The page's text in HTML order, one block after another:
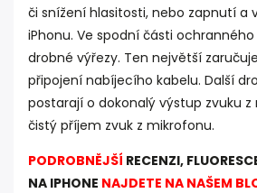
či snížení hlasitosti, nebo zapnutí a
iPhonu. Ve spodní části
drobné výřezy. Ten největší
připojení nabíjecího kabelu. Další
postarají o dokonalý výstup zvuku
čistý příjem zvuk z mikrofonu.
PODROBNĚJŠÍ RECENZI,
NA IPHONE NAJDETE NA NAŠEM